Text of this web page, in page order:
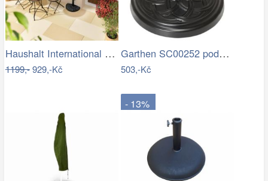
Haushalt International Slunečník…
1199,-929,-Kč
Garthen SC00252 podstavec na slunečník…
503,-Kč
- 13%